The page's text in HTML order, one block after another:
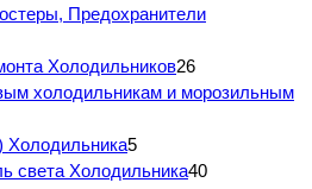
Предохранители
Холодильников26
холодильникам и морозильным
Холодильника5
света Холодильника40